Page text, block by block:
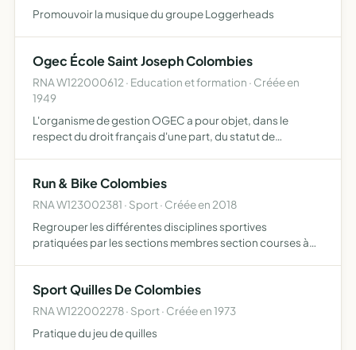
Promouvoir la musique du groupe Loggerheads
Ogec École Saint Joseph Colombies
RNA W122000612 · Education et formation · Créée en
1949
L'organisme de gestion OGEC a pour objet, dans le
respect du droit français d'une part, du statut de
accords conclus …
Run & Bike Colombies
RNA W123002381 · Sport · Créée en 2018
Regrouper les différentes disciplines sportives
pratiquées par les sections membres section courses à
Sport Quilles De Colombies
RNA W122002278 · Sport · Créée en 1973
Pratique du jeu de quilles